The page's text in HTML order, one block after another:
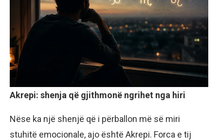
Akrepi: shenja që gjithmonë ngrihet nga hiri
Nëse ka një shenjë që i përballon më së miri
stuhitë emocionale, ajo është Akrepi. Forca e tij